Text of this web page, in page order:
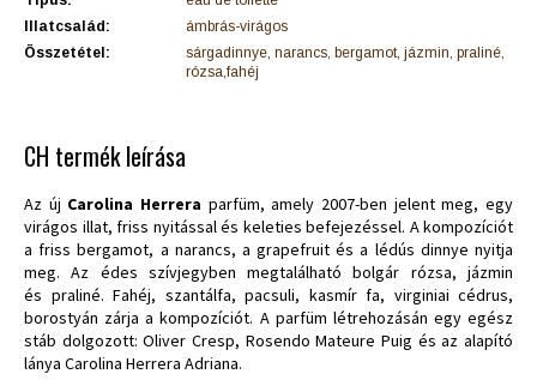
Illatcsalád:
ámbrás-virágos
Összetétel:
sárgadinnye, narancs, bergamot, jázmin, praliné,
rózsa,fahéj
CH termék leírása
Az új Carolina Herrera parfüm, amely 2007-ben jelent meg, egy
virágos illat, friss nyitással és keleties befejezéssel. A kompozíciót
a friss bergamot, a narancs, a grapefruit és a lédús dinnye nyitja
meg. Az édes szívjegyben megtalálható bolgár rózsa, jázmin
és praliné. Fahéj, szantálfa, pacsuli, kasmír fa, virginiai cédrus,
borostyán zárja a kompozíciót. A parfüm létrehozásán egy egész
stáb dolgozott: Oliver Cresp, Rosendo Mateure Puig és az alapító
lánya Carolina Herrera Adriana.